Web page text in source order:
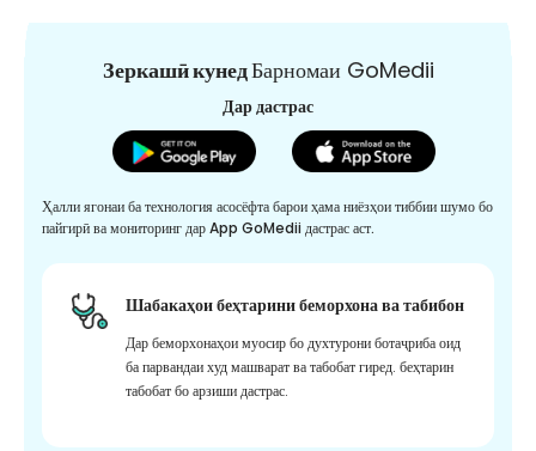
Зеркашӣ кунедБарномаи GoMedii
Дар дастрас
Ҳалли ягонаи ба технология асосёфта барои ҳама ниёзҳои тиббии шумо бо
пайгирӣ ва мониторинг дар App GoMedii дастрас аст.
Шабакаҳои беҳтарини беморхона ва табибон
Дар беморхонаҳои муосир бо духтурони ботаҷриба оид
ба парвандаи худ машварат ва табобат гиред. беҳтарин
табобат бо арзиши дастрас.